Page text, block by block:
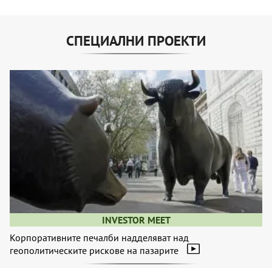
СПЕЦИАЛНИ ПРОЕКТИ
INVESTOR MEET
Корпоративните печалби надделяват над
геополитическите рискове на пазарите